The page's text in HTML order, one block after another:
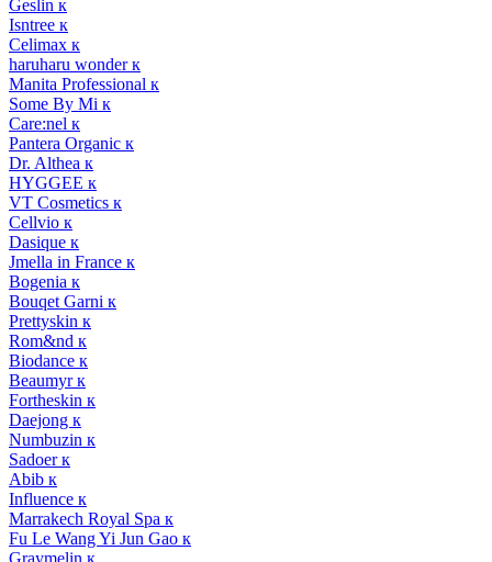
Geslin к
Isntree к
Celimax к
haruharu wonder к
Manita Professional к
Some By Mi к
Care:nel к
Pantera Organic к
Dr. Althea к
HYGGEE к
VT Cosmetics к
Cellvio к
Dasique к
Jmella in France к
Bogenia к
Bouqet Garni к
Prettyskin к
Rom&nd к
Biodance к
Beaumyr к
Fortheskin к
Daejong к
Numbuzin к
Sadoer к
Abib к
Influence к
Marrakech Royal Spa к
Fu Le Wang Yi Jun Gao к
Graymelin к